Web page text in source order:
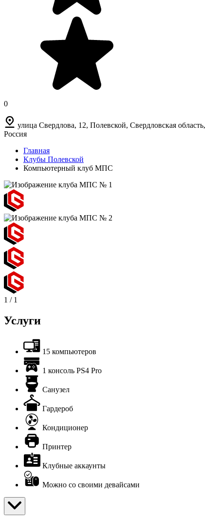
0
улица Свердлова, 12, Полевской, Свердловская область,
Россия
Главная
Клубы Полевской
Компьютерный клуб МПС
1 / 1
Услуги
15 компьютеров
1 консоль PS4 Pro
Санузел
Гардероб
Кондиционер
Принтер
Клубные аккаунты
Можно со своими девайсами